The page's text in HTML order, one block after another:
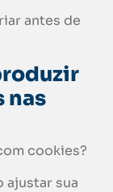
antes de
nas
cookies?
ajustar sua